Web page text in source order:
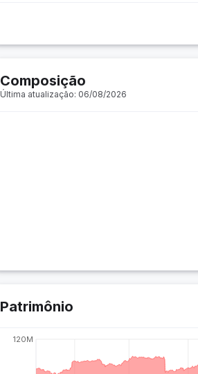
Composição
Última atualização: 06/08/2026
Patrimônio
120M